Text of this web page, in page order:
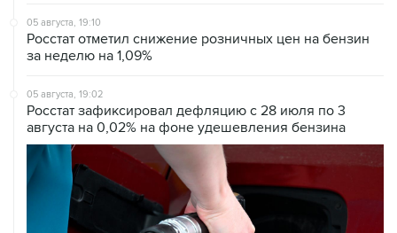
05 августа, 19:10
Росстат отметил снижение розничных цен на бензин
за неделю на 1,09%
05 августа, 19:02
Росстат зафиксировал дефляцию с 28 июля по 3
августа на 0,02% на фоне удешевления бензина